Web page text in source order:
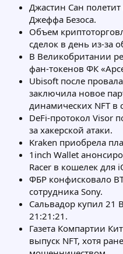
Джастин Сан
Джеффа Безоса.
Объем
сделок в день из-за
В Великобритании
фан-токенов ФК
Ubisoft после
заключила новое
динамических NFT в
DeFi-протокол Visor
за хакерской атаки.
Kraken приобрела
1inch Wallet
Racer в кошелек для
ФБР конфисковало
сотрудника Sony.
Сальвадор купил 21
21:21:21.
Газета Компартии
выпуск NFT, хотя